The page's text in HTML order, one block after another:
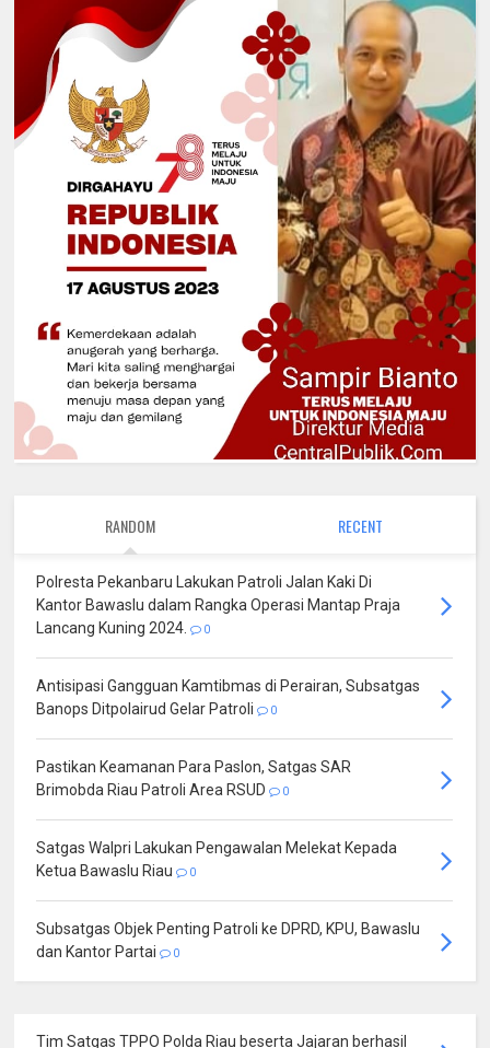
RANDOM RECENT
Polresta Pekanbaru Lakukan Patroli Jalan Kaki Di
Kantor Bawaslu dalam Rangka Operasi Mantap Praja
Lancang Kuning 2024.
0
Antisipasi Gangguan Kamtibmas di Perairan, Subsatgas
Banops Ditpolairud Gelar Patroli
0
Pastikan Keamanan Para Paslon, Satgas SAR
Brimobda Riau Patroli Area RSUD
0
Satgas Walpri Lakukan Pengawalan Melekat Kepada
Ketua Bawaslu Riau
0
Subsatgas Objek Penting Patroli ke DPRD, KPU, Bawaslu
dan Kantor Partai
0
Tim Satgas TPPO Polda Riau beserta Jajaran berhasil